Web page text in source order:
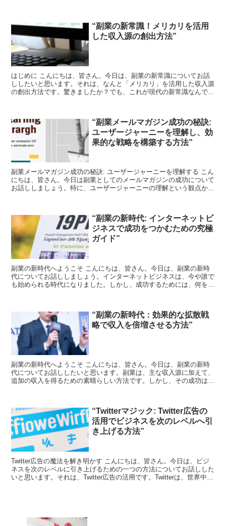
“副業の新常識！メリカリを活用
した収入源の創出方法”
はじめに こんにちは、皆さん。今日は、副業の新常識についてお話
ししたいと思います。それは、なんと「メリカリ」を活用した収入源
の創出方法です。驚きましたか？でも、これが現代の新常識なんで
“副業メールマガジン成功の秘訣:
ユーザージャーニーを理解し、効
果的な戦略を構築する方法”
副業メールマガジン成功の秘訣: ユーザージャーニーを理解する こん
にちは、皆さん。今日は副業としてのメールマガジンの成功について
お話ししましょう。特に、ユーザージャーニーの理解という観点から
“副業の新時代: インターネットビ
ジネスで成功をつかむための究極
ガイド”
副業の新時代へようこそ こんにちは、皆さん。今日は、副業の新時
代についてお話ししましょう。インターネットビジネスは、今や誰で
も始められる時代になりました。しかし、成功するためには、何をす
“副業の新時代：効果的な拡散戦
略で収入を倍増させる方法”
副業の新時代へようこそ こんにちは、皆さん。今日は、副業の新時
代についてお話ししたいと思います。副業は、主な収入源に加えて、
追加の収入を得るための素晴らしい方法です。しかし、その成功は、
“Twitterマジック: Twitter広告の
活用でビジネスを次のレベルへ引
き上げる方法”
Twitter広告の魔法を解き明かす こんにちは、皆さん。今日は、ビジ
ネスを次のレベルに引き上げるための一つの方法についてお話しした
いと思います。それは、Twitter広告の活用です。Twitterは、世界中の